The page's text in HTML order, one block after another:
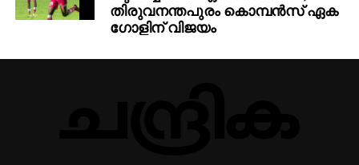
തിരുവനന്തപുരം കൊമ്പന്‍സ് ഏക
ഗോളിന് വിജയം